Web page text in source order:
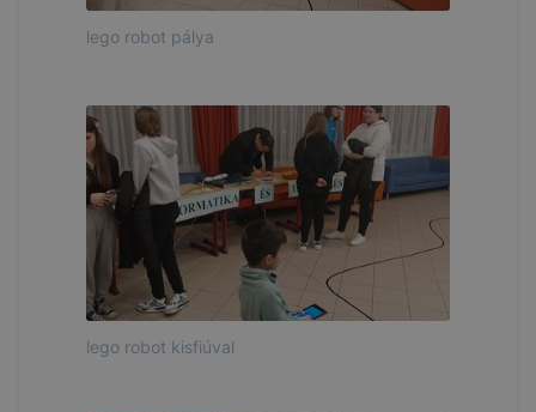
lego robot pálya
lego robot kisfiúval